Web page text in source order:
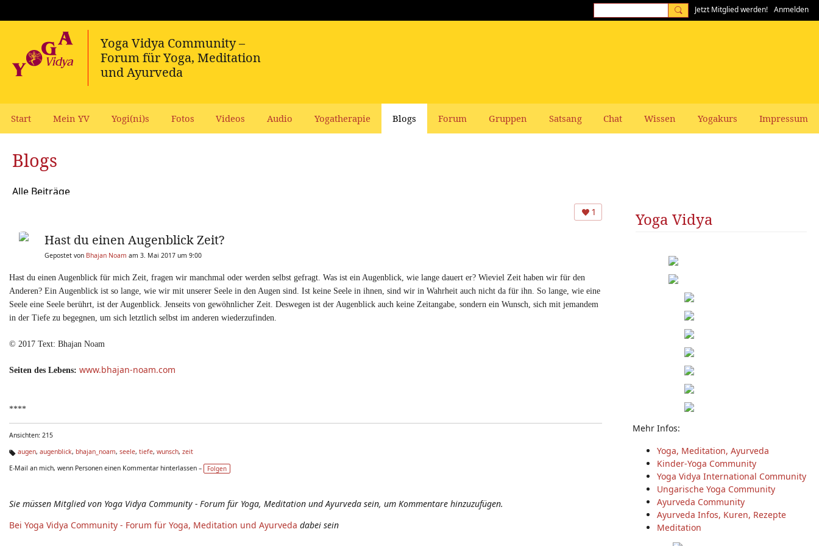
Jetzt Mitglied werden! Anmelden
Start Mein YV Yogi(ni)s Fotos Videos Audio Yogatherapie Blogs Forum Gruppen Satsang Chat Wissen Yogakurs Impressum
Blogs
Alle Beiträge
1
Hast du einen Augenblick Zeit?
Gepostet von Bhajan Noam am 3. Mai 2017 um 9:00
Hast du einen Augenblick für mich Zeit, fragen wir manchmal oder werden selbst gefragt. Was ist ein Augenblick, wie lange dauert er? Wieviel Zeit haben wir für den
Anderen? Ein Augenblick ist so lange, wie wir mit unserer Seele in den Augen sind. Ist keine Seele in ihnen, sind wir in Wahrheit auch nicht da für ihn. So lange, wie eine
Seele eine Seele berührt, ist der Augenblick. Jenseits von gewöhnlicher Zeit. Deswegen ist der Augenblick auch keine Zeitangabe, sondern ein Wunsch, sich mit jemandem
in der Tiefe zu begegnen, um sich letztlich selbst im anderen wiederzufinden.
© 2017 Text: Bhajan Noam
Seiten des Lebens: www.bhajan-noam.com
****
Ansichten: 215
g
augen, augenblick, bhajan_noam, seele, tiefe, wunsch, zeit
E-Mail an mich, wenn Personen einen Kommentar hinterlassen –
Folgen
Sie müssen Mitglied von Yoga Vidya Community - Forum für Yoga, Meditation und Ayurveda sein, um Kommentare hinzuzufügen.
Bei Yoga Vidya Community - Forum für Yoga, Meditation und Ayurveda dabei sein
Yoga Vidya
Mehr Infos:
Yoga, Meditation, Ayurveda
Kinder-Yoga Community
Yoga Vidya International Community
Ungarische Yoga Community
Ayurveda Community
Ayurveda Infos, Kuren, Rezepte
Meditation